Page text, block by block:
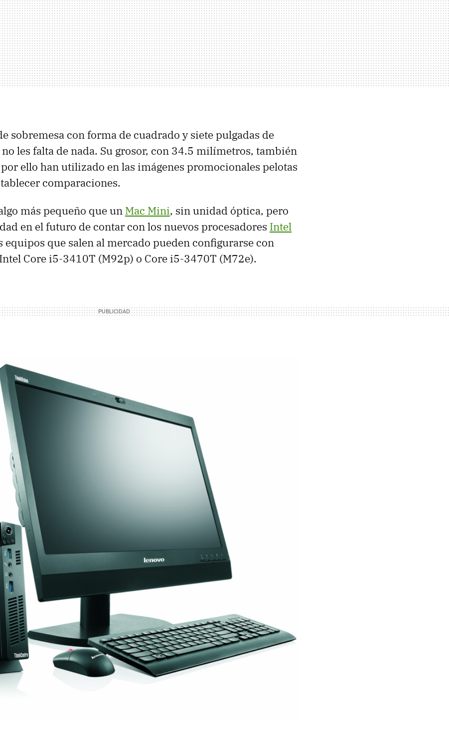
sobremesa con forma de cuadrado y siete pulgadas de
no les falta de nada. Su grosor, con 34.5 milímetros, también
por ello han utilizado en las imágenes promocionales pelotas
comparaciones.
más pequeño que un Mac Mini, sin unidad óptica, pero
en el futuro de contar con los nuevos procesadores Intel
equipos que salen al mercado pueden configurarse con
Core i5-3410T (M92p) o Core i5-3470T (M72e).